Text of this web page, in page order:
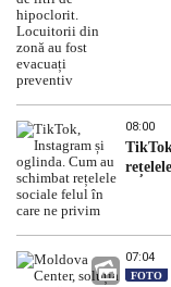
08:00
07:04
FOTO